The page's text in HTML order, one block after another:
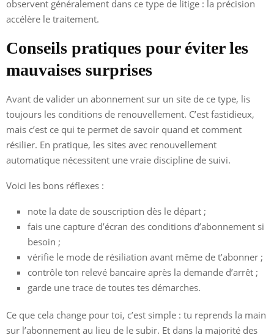
observent généralement dans ce type de litige : la précision
accélère le traitement.
Conseils pratiques pour éviter les
mauvaises surprises
Avant de valider un abonnement sur un site de ce type, lis
toujours les conditions de renouvellement. C’est fastidieux,
mais c’est ce qui te permet de savoir quand et comment
résilier. En pratique, les sites avec renouvellement
automatique nécessitent une vraie discipline de suivi.
Voici les bons réflexes :
note la date de souscription dès le départ ;
fais une capture d’écran des conditions d’abonnement si
besoin ;
vérifie le mode de résiliation avant même de t’abonner ;
contrôle ton relevé bancaire après la demande d’arrêt ;
garde une trace de toutes tes démarches.
Ce que cela change pour toi, c’est simple : tu reprends la main
sur l’abonnement au lieu de le subir. Et dans la majorité des